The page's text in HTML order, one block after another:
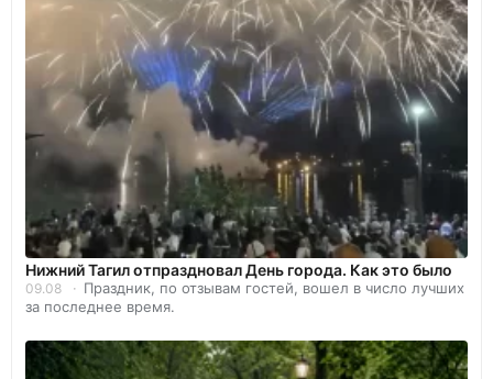
Нижний Тагил отпраздновал День города. Как это было
09.08
Праздник, по отзывам гостей, вошел в число лучших
за последнее время.